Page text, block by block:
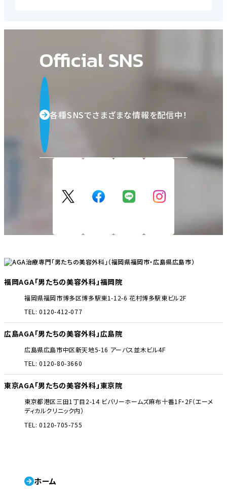
Official SNS
各種SNSでさまざまな情報を配信中！
福岡AGA「男たちの美容外科」福岡院
福岡県福岡市博多区博多駅東1-12-6 花村博多駅東ビル2F
TEL: 0120-412-077
広島AGA「男たちの美容外科」広島院
広島県広島市中区新天地5-16 アーバス並木ビル4F
TEL: 0120-80-3660
東京AGA「男たちの美容外科」東京院
東京都港区三田1丁目2-14 ビバリーホームズ麻布十番1F・2F（エーメ
ディカルクリニック内）
TEL: 0120-705-755
ホーム